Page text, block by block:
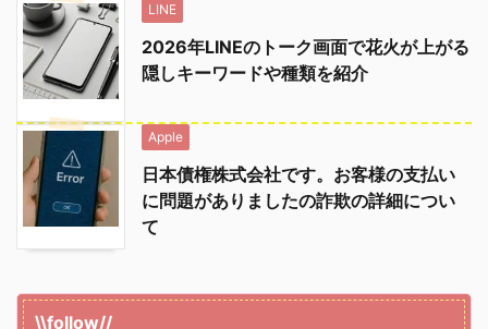
LINE
2026年LINEのトーク画面で花火が上がる
隠しキーワードや種類を紹介
Apple
日本債権株式会社です。お客様の支払い
に問題がありましたの詐欺の詳細につい
て
\\follow//